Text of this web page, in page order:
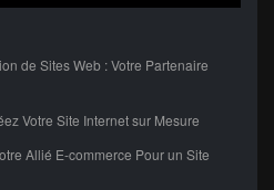
de Sites Web : Votre Partenaire
Votre Site Internet sur Mesure
Allié E-commerce Pour un Site